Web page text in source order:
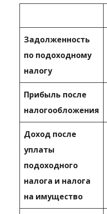
Задолженность
по подоходному
налогу
Прибыль после
налогообложения
Доход после
уплаты
подоходного
налога и налога
на имущество